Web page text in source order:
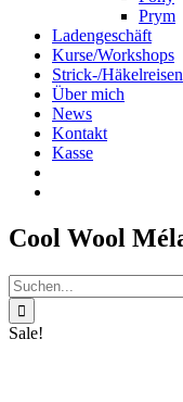
Prym
Ladengeschäft
Kurse/Workshops
Strick-/Häkelreisen
Über mich
News
Kontakt
Kasse
Cool Wool
Suche
nach:
Sale!